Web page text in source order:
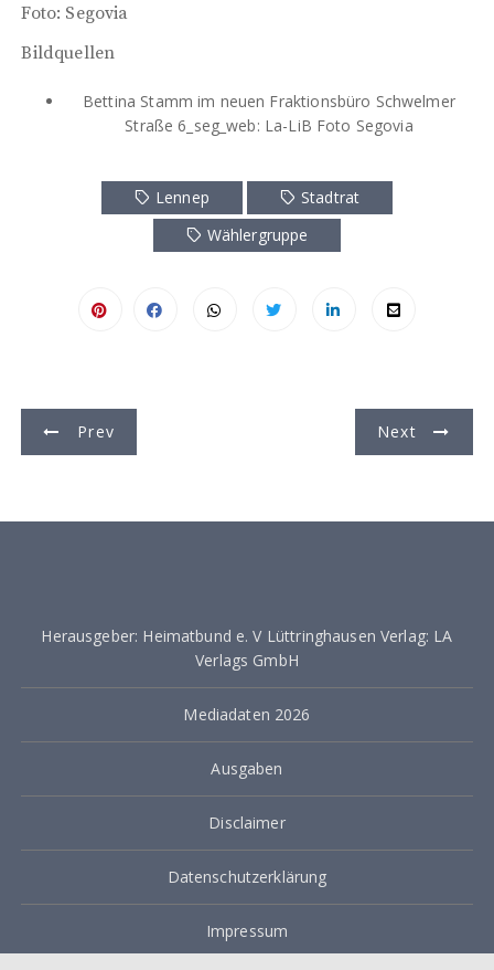
Foto: Segovia
Bildquellen
Bettina Stamm im neuen Fraktionsbüro Schwelmer
Straße 6_seg_web: La-LiB Foto Segovia
Lennep
Stadtrat
Wählergruppe
e
s
v
i
a
t
Prev Next
Herausgeber: Heimatbund e. V Lüttringhausen Verlag: LA
Verlags GmbH
Mediadaten 2026
Ausgaben
Disclaimer
Datenschutzerklärung
Impressum